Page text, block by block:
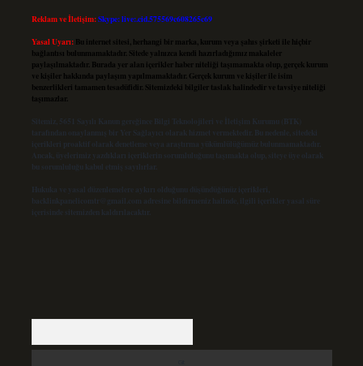
Reklam ve İletişim:Skype: live:.cid.575569c608265c69
Yasal Uyarı: Bu internet sitesi, herhangi bir marka, kurum veya şahıs şirketi ile hiçbir
bağlantısı bulunmamaktadır. Sitede yalnızca kendi hazırladığımız makaleler
paylaşılmaktadır. Burada yer alan içerikler haber niteliği taşımamakta olup, gerçek kurum
ve kişiler hakkında paylaşım yapılmamaktadır. Gerçek kurum ve kişiler ile isim
benzerlikleri tamamen tesadüfidir. Sitemizdeki bilgiler taslak halindedir ve tavsiye niteliği
taşımazlar.
Sitemiz, 5651 Sayılı Kanun gereğince Bilgi Teknolojileri ve İletişim Kurumu (BTK)
tarafından onaylanmış bir Yer Sağlayıcı olarak hizmet vermektedir. Bu nedenle, sitedeki
içerikleri proaktif olarak denetleme veya araştırma yükümlülüğümüz bulunmamaktadır.
Ancak, üyelerimiz yazdıkları içeriklerin sorumluluğunu taşımakta olup, siteye üye olarak
bu sorumluluğu kabul etmiş sayılırlar.
Hukuka ve yasal düzenlemelere aykırı olduğunu düşündüğünüz içerikleri,
backlinkpanelicomtr@gmail.com adresine bildirmeniz halinde, ilgili içerikler yasal süre
içerisinde sitemizden kaldırılacaktır.